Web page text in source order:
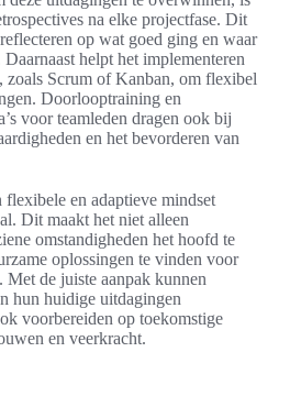
na elke projectfase. Dit
op wat goed ging en waar
helpt het implementeren
zoals Scrum of Kanban, om flexibel
Doorlooptraining en
voor teamleden dragen ook bij
en het bevorderen van
en adaptieve mindset
Dit maakt het niet alleen
omstandigheden het hoofd te
oplossingen te vinden voor
Met de juiste aanpak kunnen
hun huidige uitdagingen
voorbereiden op toekomstige
en veerkracht.